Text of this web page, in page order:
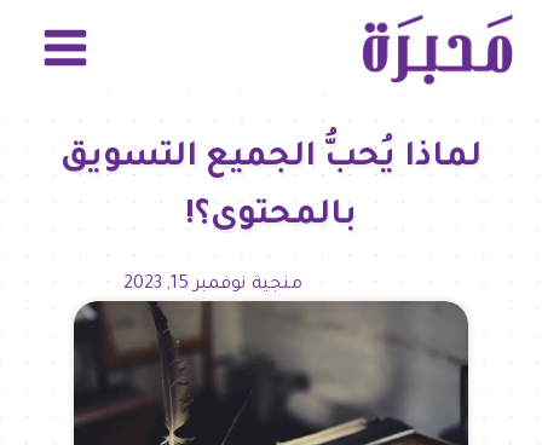
لماذا يُحبُّ الجميع التسويق
بالمحتوى؟!
منجية نوفمبر 15, 2023